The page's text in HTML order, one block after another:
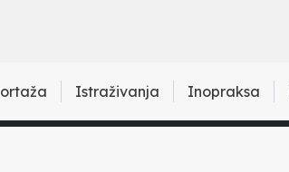
Istraživanja Inopraksa